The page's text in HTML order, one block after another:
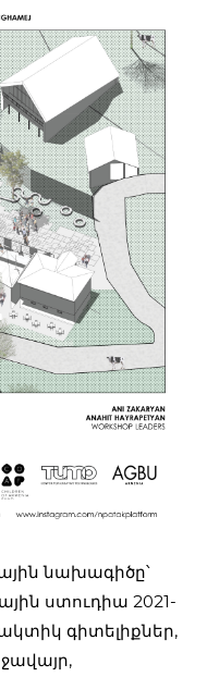
նախագիծը՝
ստուդիա 2021-
գիտելիքներ,